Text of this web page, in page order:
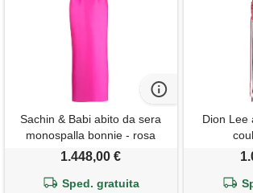
Sachin & Babi abito da sera
monospalla bonnie - rosa
1.448,00 €
Sped. gratuita
Dion Lee